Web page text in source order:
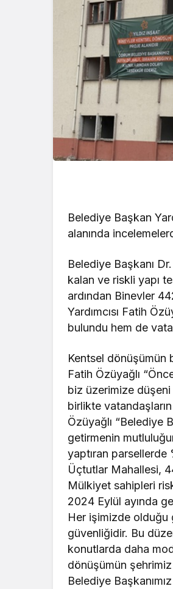
Belediye Başkan
alanında
Belediye Başkanı
kalan ve riskli yapı
ardından Binevler
Yardımcısı Fatih
bulundu hem de
Kentsel dönüşümün
Fatih Özüyağlı
biz üzerimize düşeni
birlikte
Özüyağlı “Belediye
getirmenin
yaptıran parsellerde
Üçtutlar Mahallesi,
Mülkiyet sahipleri
2024 Eylül ayında
Her işimizde olduğu
güvenliğidir. Bu
konutlarda daha
dönüşümün şehrimiz
Belediye